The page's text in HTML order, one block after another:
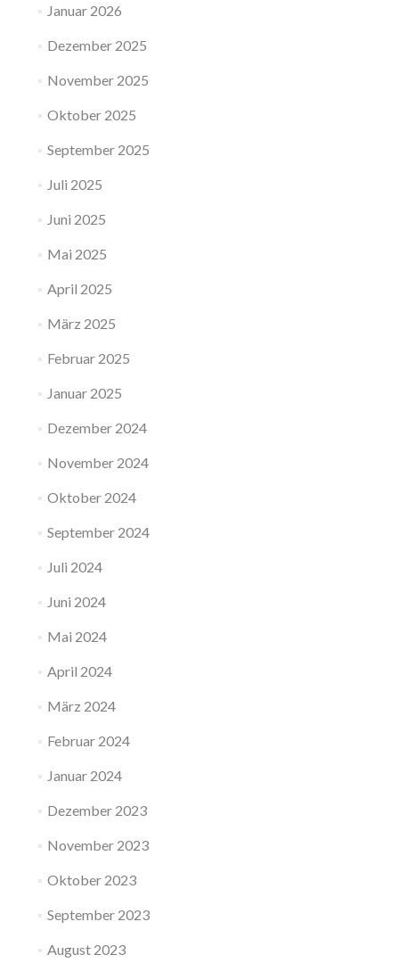
Januar 2026
Dezember 2025
November 2025
Oktober 2025
September 2025
Juli 2025
Juni 2025
Mai 2025
April 2025
März 2025
Februar 2025
Januar 2025
Dezember 2024
November 2024
Oktober 2024
September 2024
Juli 2024
Juni 2024
Mai 2024
April 2024
März 2024
Februar 2024
Januar 2024
Dezember 2023
November 2023
Oktober 2023
September 2023
August 2023